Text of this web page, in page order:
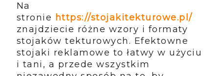
Na
stronie https://stojakitekturowe.pl/
znajdziecie różne wzory i formaty
stojaków tekturowych. Efektowne
stojaki reklamowe to łatwy w użyciu
i tani, a przede wszystkim